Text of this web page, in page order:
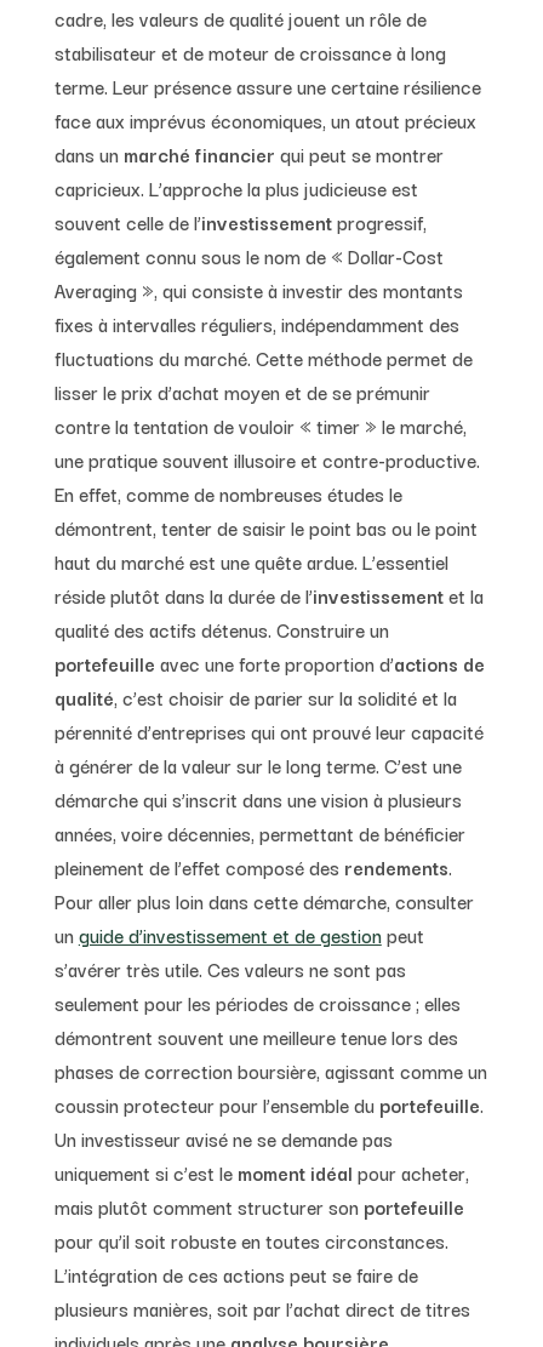
cadre, les valeurs de qualité jouent un rôle de
stabilisateur et de moteur de croissance à long
terme. Leur présence assure une certaine résilience
face aux imprévus économiques, un atout précieux
dans un marché financier qui peut se montrer
capricieux. L’approche la plus judicieuse est
souvent celle de l’investissementprogressif,
également connu sous le nom de « Dollar-Cost
Averaging », qui consiste à investir des montants
fixes à intervalles réguliers, indépendamment des
fluctuations du marché. Cette méthode permet de
lisser le prix d’achat moyen et de se prémunir
contre la tentation de vouloir « timer » le marché,
une pratique souvent illusoire et contre-productive.
En effet, comme de nombreuses études le
démontrent, tenter de saisir le point bas ou le point
haut du marché est une quête ardue. L’essentiel
réside plutôt dans la durée de l’investissementet la
qualité des actifs détenus. Construire un
portefeuille avec une forte proportion d’actions de
qualité, c’est choisir de parier sur la solidité et la
pérennité d’entreprises qui ont prouvé leur capacité
à générer de la valeur sur le long terme. C’est une
démarche qui s’inscrit dans une vision à plusieurs
années, voire décennies, permettant de bénéficier
pleinement de l’effet composé des rendements.
Pour aller plus loin dans cette démarche, consulter
un guide d’investissement et de gestionpeut
s’avérer très utile. Ces valeurs ne sont pas
seulement pour les périodes de croissance ; elles
démontrent souvent une meilleure tenue lors des
phases de correction boursière, agissant comme un
coussin protecteur pour l’ensemble du portefeuille.
Un investisseur avisé ne se demande pas
uniquement si c’est le moment idéal pour acheter,
mais plutôt comment structurer son portefeuille
pour qu’il soit robuste en toutes circonstances.
L’intégration de ces actions peut se faire de
plusieurs manières, soit par l’achat direct de titres